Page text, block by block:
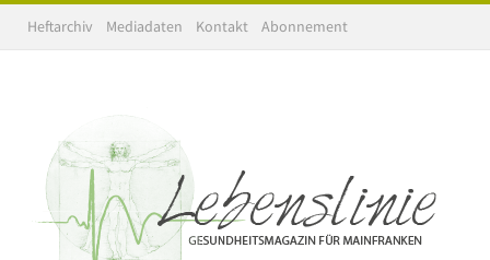
Heftarchiv Mediadaten Kontakt Abonnement